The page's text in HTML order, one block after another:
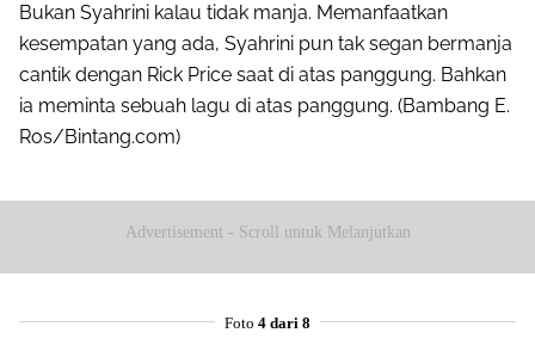
Bukan Syahrini kalau tidak manja. Memanfaatkan
kesempatan yang ada, Syahrini pun tak segan bermanja
cantik dengan Rick Price saat di atas panggung. Bahkan
ia meminta sebuah lagu di atas panggung. (Bambang E.
Ros/Bintang.com)
Advertisement - Scroll untuk Melanjutkan
Foto 4 dari 8